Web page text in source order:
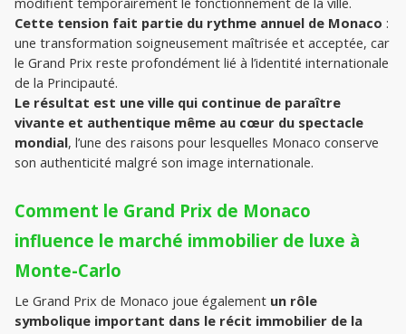
Cette tension fait partie du rythme annuel de Monaco :
une transformation soigneusement maîtrisée et acceptée, car
le Grand Prix reste profondément lié à l’identité internationale
de la Principauté.
Le résultat est une ville qui continue de paraître
vivante et authentique même au cœur du spectacle
mondial, l’une des raisons pour lesquelles Monaco conserve
son authenticité malgré son image internationale.
Comment le Grand Prix de Monaco
influence le marché immobilier de luxe à
Monte-Carlo
Le Grand Prix de Monaco joue également un rôle
symbolique important dans le récit immobilier de la